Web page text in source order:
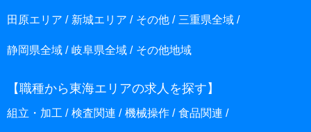
田原エリア 新城エリア その他 三重県全域
静岡県全域 岐阜県全域 その他地域
【職種から東海エリアの求人を探す】
組立・加工 検査関連 機械操作 食品関連